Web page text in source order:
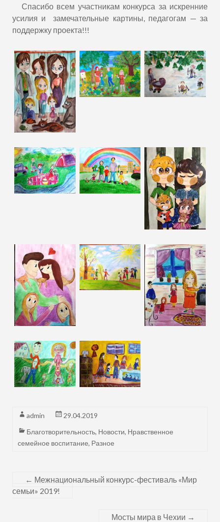
Спасибо всем участникам конкурса за искренние
усилия и замечательные картины, педагогам — за
поддержку проекта!!!
admin
29.04.2019
Благотворительность, Новости, Нравственное
семейное воспитание, Разное
← Межнациональный конкурс-фестиваль «Мир
семьи» 2019!
Мосты мира в Чехии →